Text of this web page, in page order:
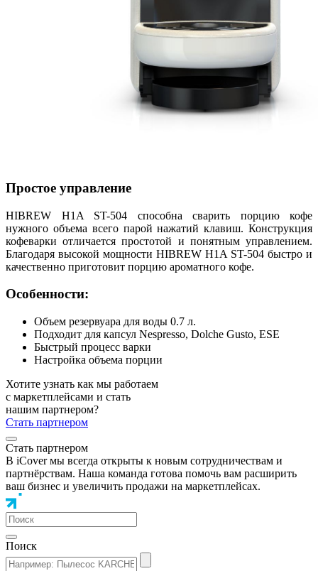
Простое управление
HIBREW H1A ST-504 способна сварить порцию кофе
нужного объема всего парой нажатий клавиш. Конструкция
кофеварки отличается простотой и понятным управлением.
Благодаря высокой мощности HIBREW H1A ST-504 быстро и
качественно приготовит порцию ароматного кофе.
Особенности:
Объем резервуара для воды 0.7 л.
Подходит для капсул Nespresso, Dolche Gusto, ESE
Быстрый процесс варки
Настройка объема порции
Хотите узнать как мы работаем
с маркетплейсами и стать
нашим партнером?
Стать партнером
Стать партнером
В iCover мы всегда открыты к новым сотрудничествам и
партнёрствам. Наша команда готова помочь вам расширить
ваш бизнес и увеличить продажи на маркетплейсах.
Поиск